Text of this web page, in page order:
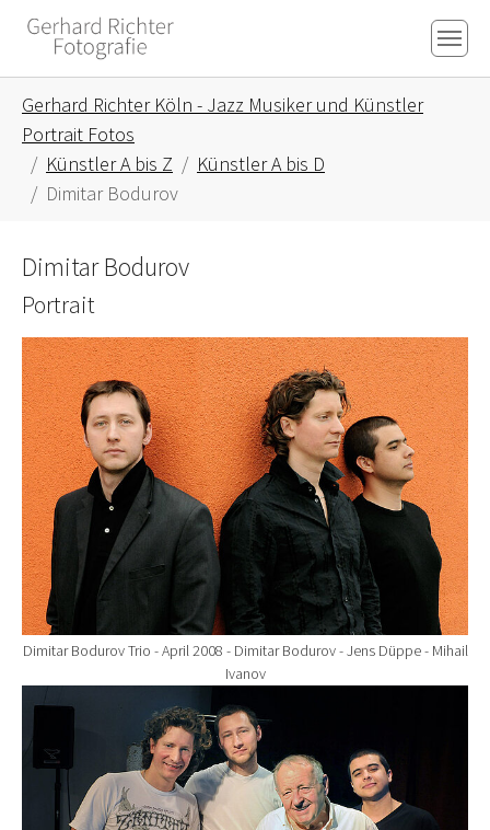
Skip to main content
Skip to page footer
Gerhard Richter Köln - Jazz Musiker und Künstler
Portrait Fotos
Künstler A bis Z
Künstler A bis D
Dimitar Bodurov
Dimitar Bodurov
Portrait
Show larger version for:
Dimitar Bodurov Trio - April 2008 - Dimitar Bodurov - Jens Düppe - Mihail
Ivanov
Show larger version for: